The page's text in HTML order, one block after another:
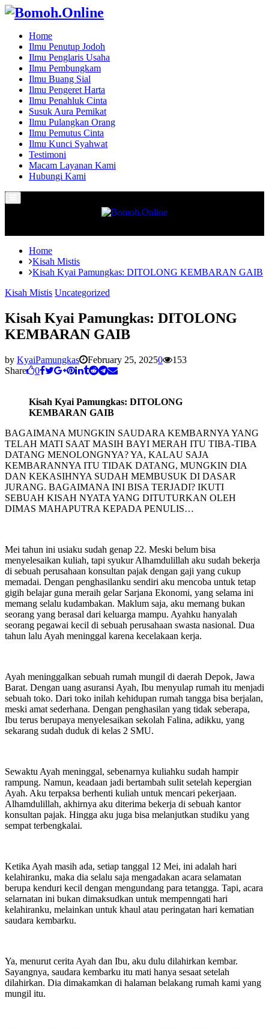
Home
Ilmu Penutup Jodoh
Ilmu Penglaris Usaha
Ilmu Pembungkam
Ilmu Buang Sial
Ilmu Pengeret Harta
Ilmu Penahluk Cinta
Susuk Aura Pemikat
Ilmu Pulangkan Orang
Ilmu Pemutus Cinta
Ilmu Kunci Syahwat
Testimoni
Macam Layanan Kami
Hubungi Kami
Menu
Home
Kisah Mistis
Kisah Kyai Pamungkas: DITOLONG KEMBARAN GAIB
Kisah Mistis Uncategorized
Kisah Kyai Pamungkas: DITOLONG
KEMBARAN GAIB
by KyaiPamungkas February 25, 20250
153
Share
0
Kisah Kyai Pamungkas: DITOLONG
KEMBARAN GAIB
BAGAIMANA MUNGKIN SAUDARA KEMBARNYA YANG
TELAH MATI SAAT MASIH BAYI MERAH ITU TIBA-TIBA
DATANG MENOLONGNYA? YA, KALAU SAJA
KEMBARANNYA ITU TIDAK DATANG, MUNGKIN DIA
DAN KEKASIHNYA SUDAH MEMBUSUK DI DASAR
JURANG. BAGAIMANA INI BISA TERJADI? IKUTI
SEBUAH KISAH NYATA YANG DITUTURKAN OLEH
DIMAS MAHAPUTRA KEPADA PENULIS…
Mei tahun ini usiaku sudah genap 22. Meski belum bisa
menyelesaikan kuliah, tapi syukur Alhamdulillah aku sudah bekerja
di sebuah perusahaan konsultan pajak dengan gaji yang cukup
memadai. Dengan penghasilanku sendiri aku mencoba untuk tetap
gigih belajar guna meraih gelar Sarjana Ekonomi, yang selama ini
memang selalu kudambakan. Maklum saja, aku memang bukan
seorang yang berasal dari keluarga mampu. Ayahku hanyalah
seorang pegawai kecil di sebuah perusahaan swasta nasional. Dua
tahun lalu Ayah meninggal karena kecelakaan kerja.
Ayah meninggalkan sebuah rumah mungil di daerah Depok, Jawa
Barat. Dengan uang asuransi Ayah, Ibu menyulap rumah itu menjadi
sebuah toko. Dari toko inilah kehidupan rumah tangga bisa berjalan,
meski amat sederhana. Dengan penghasilan yang tidak seberapa,
Ibu terus berupaya menyelesaikan sekolah Falina, adikku, yang
sekarang sudah duduk di kelas 2 SMU.
Sewaktu Ayah meninggal, sebenarnya kuliahku sudah hampir
rampung. Namun, keadaan jadi bertambah sulit setelah kepergian
Ayah. Aku terpaksa berhenti kuliah untuk mencari pekerjaan.
Alhamdulillah, akhirnya aku diterima bekerja di sebuah kantor
konsultan pajak. Hingga aku juga bisa melanjutkan studiku yang
sempat terbengkalai.
Ketika Ayah masih ada, setiap tanggal 12 Mei, ini adalah hari
kelahiranku, maka dia selalu saja mengadakan acara selamatan
berupa kenduri kecil dengan mengundang para tetangga. Tapi, acara
selarnatan ini bukan dimaksudkan untuk mempenngati hari
kelahiranku, melainkan untuk khaul atau peringatan hari kematian
saudara kembarku.
Ya, menurut cerita Ayah dan Ibu, aku dulu dilahirkan kembar.
Sayangnya, saudara kembarku itu mati hanya sesaat setelah
dilahirkan. Dia dimakamkan di halaman belakang rumah kami yang
mungil itu.